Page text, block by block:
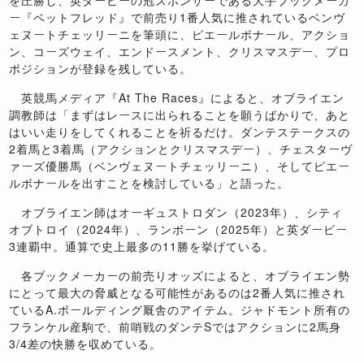
ー『ベットフレッド』で前売り1番人気に推されているベンヴ
ェヌートチェッリーニを筆頭に、ピエールボナール、アクショ
ン、コーズウェイ、エンドースメント、クリスマスデー、プロ
ポジションが登録を残している。
英競馬メディア『At The Races』によると、オブライエン
調教師は「まずはレースに出られることを願うばかりで、あと
はいい走りをしてくれることを祈るだけ。ダンテステークスの
2着馬と3着馬（アクションとクリスマスデー）、チェスターヴ
ァーズ優勝馬（ベンヴェヌートチェッリーニ）、そしてピエー
ルボナールを出すことを検討している」と語った。
オブライエン師はオーギュストロダン（2023年）、シティ
オブトロイ（2024年）、ランボーン（2025年）と英ダービー
3連覇中。通算で史上最多の11勝を挙げている。
各ブックメーカーの前売りオッズによると、オブライエン勢
にとって最大の脅威となる可能性があるのは2番人気に推され
ているA.ボールディング厩舎のアイテム。ジャドモント所有の
フランケル産駒で、前哨戦のダンテSではアクションに2馬身
3/4差の快勝を収めている。